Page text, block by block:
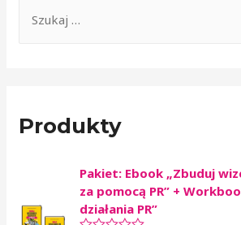
Produkty
Pakiet: Ebook „Zbuduj
za pomocą PR” +
działania PR”